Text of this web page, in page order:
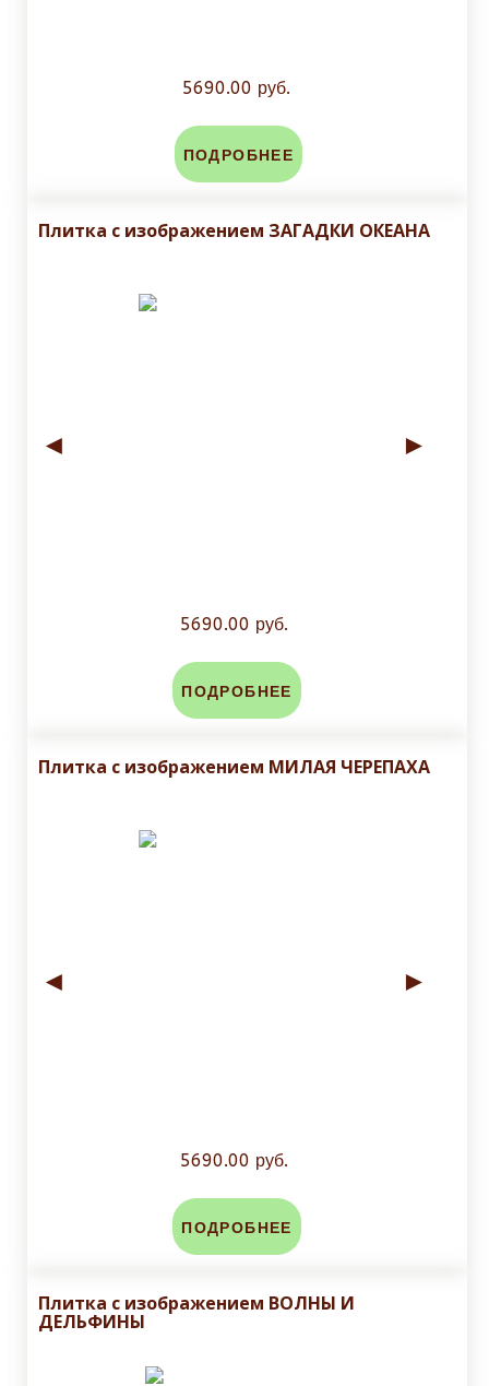
5690.00 руб.
ПОДРОБНЕЕ
Плитка с изображением ЗАГАДКИ ОКЕАНА
◄ ►
5690.00 руб.
ПОДРОБНЕЕ
Плитка с изображением МИЛАЯ ЧЕРЕПАХА
◄ ►
5690.00 руб.
ПОДРОБНЕЕ
Плитка с изображением ВОЛНЫ И
ДЕЛЬФИНЫ